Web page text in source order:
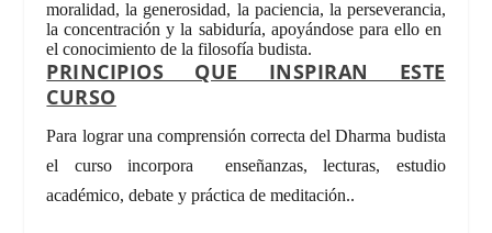
moralidad, la generosidad, la paciencia, la perseverancia,
la concentración y la sabiduría, apoyándose para ello en
el conocimiento de la filosofía budista.
PRINCIPIOS QUE INSPIRAN ESTE
CURSO
Para lograr una comprensión correcta del Dharma budista
el curso incorpora enseñanzas, lecturas, estudio
académico, debate y práctica de meditación..